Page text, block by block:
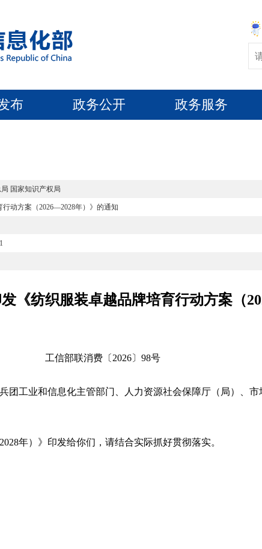
布 政务公开 政务服务
国家知识产权局
动方案（2026—2028年）》的通知
《纺织服装卓越品牌培育行动方案（
工信部联消费〔2026〕98号
团工业和信息化主管部门、人力资源社会保障厅（局）、
年）》印发给你们，请结合实际抓好贯彻落实。